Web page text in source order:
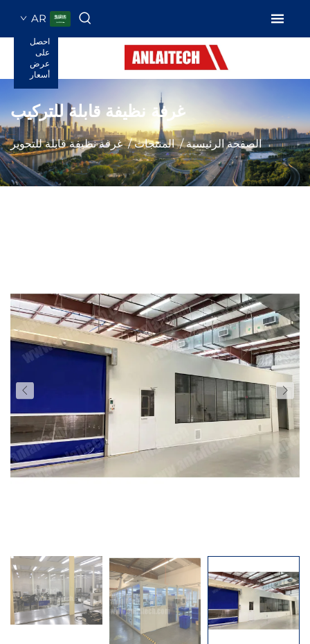
AR
احصل
على
عرض
أسعار
غرفة نظيفة قابلة للتركيب
الصفحة الرئيسية/المنتجات/غرفة نظيفة قابلة للتحوير